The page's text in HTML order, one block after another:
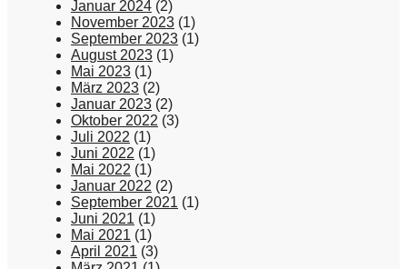
Januar 2024 (2)
November 2023 (1)
September 2023 (1)
August 2023 (1)
Mai 2023 (1)
März 2023 (2)
Januar 2023 (2)
Oktober 2022 (3)
Juli 2022 (1)
Juni 2022 (1)
Mai 2022 (1)
Januar 2022 (2)
September 2021 (1)
Juni 2021 (1)
Mai 2021 (1)
April 2021 (3)